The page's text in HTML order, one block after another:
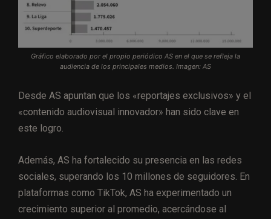
Gráfico elaborado por el propio periódico AS en el que se refleja la
audiencia de los principales medios. Imagen: AS
Desde AS apuntan que los «reportajes exclusivos» y el
«contenido audiovisual innovador» han sido clave en
este logro.
Además, AS ha fortalecido su presencia en las redes
sociales, superando los 10 millones de seguidores. En
plataformas como TikTok, AS ha experimentado un
crecimiento superior al promedio, acercándose al